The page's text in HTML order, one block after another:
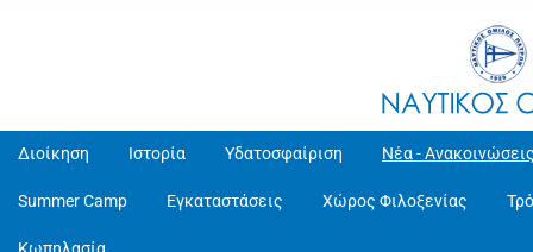
Διοίκηση Ιστορία Υδατοσφαίριση Νέα -
Summer Camp Εγκαταστάσεις Χώρος Φιλοξενίας